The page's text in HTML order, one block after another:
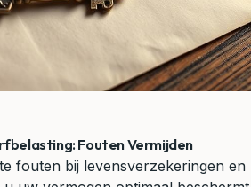
Fouten Vermijden
fouten bij levensverzekeringen en